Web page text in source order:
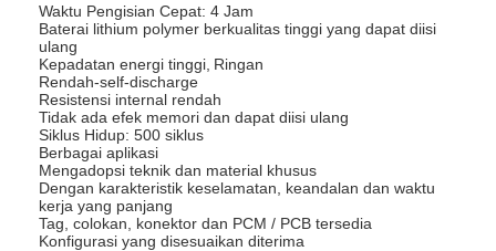
Waktu Pengisian Cepat: 4 Jam
Baterai lithium polymer berkualitas tinggi yang dapat diisi
ulang
Kepadatan energi tinggi, Ringan
Rendah-self-discharge
Resistensi internal rendah
Tidak ada efek memori dan dapat diisi ulang
Siklus Hidup: 500 siklus
Berbagai aplikasi
Mengadopsi teknik dan material khusus
Dengan karakteristik keselamatan, keandalan dan waktu
kerja yang panjang
Tag, colokan, konektor dan PCM / PCB tersedia
Konfigurasi yang disesuaikan diterima